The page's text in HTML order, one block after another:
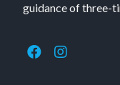
guidance of three-